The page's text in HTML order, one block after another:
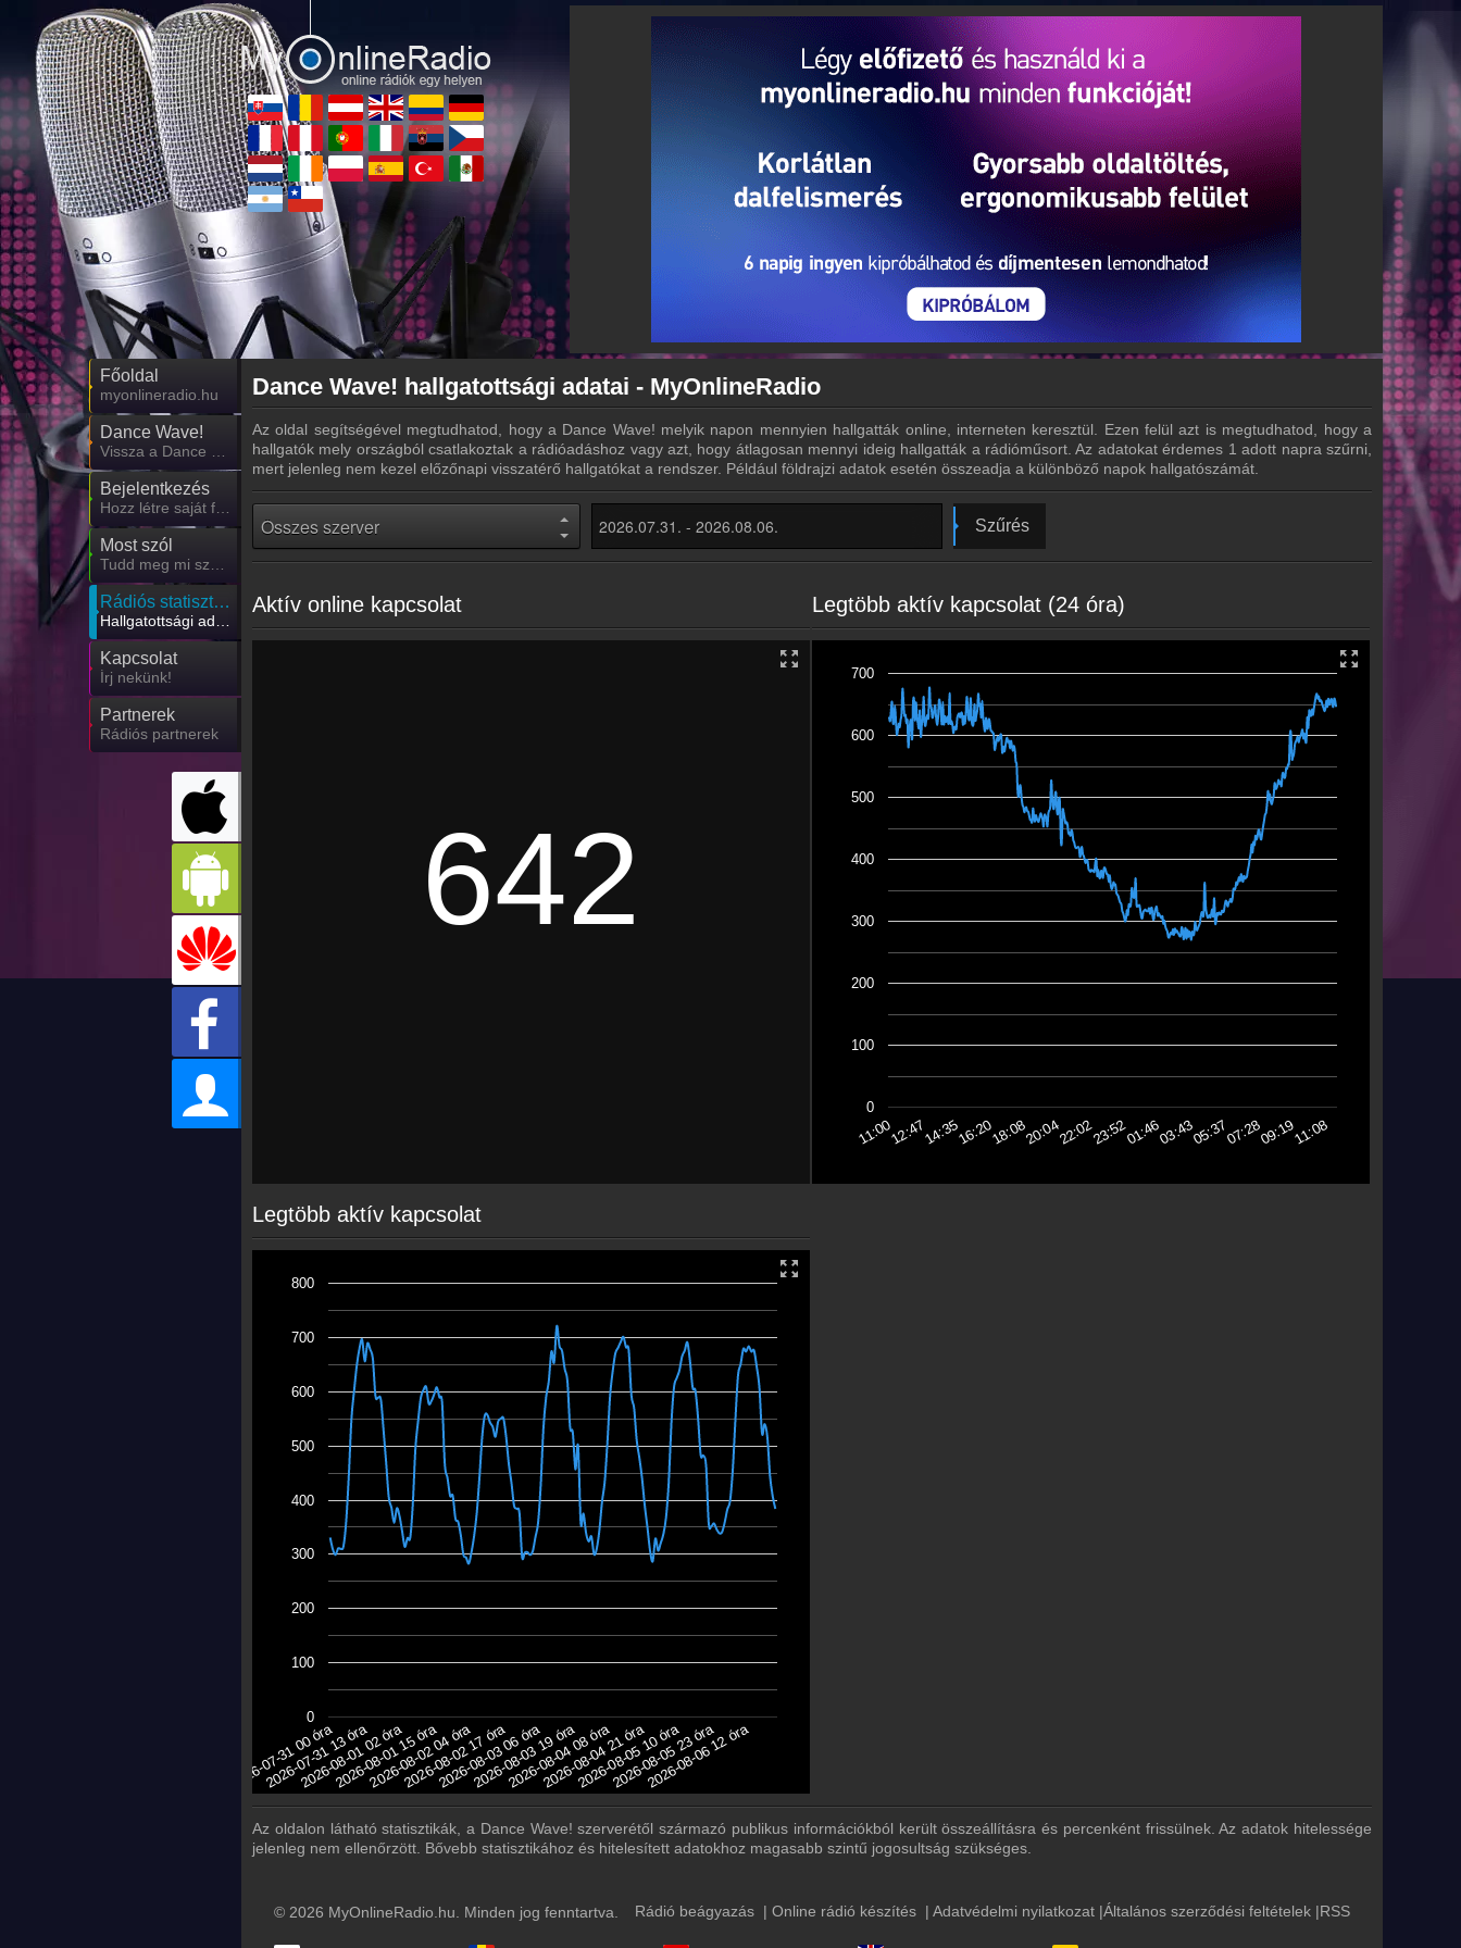
Főoldal
myonlineradio.hu
Dance Wave!
Bejelentkezés
Most szól
Rádiós statisztika
Kapcsolat
Írj nekünk!
Partnerek
Rádiós partnerek
Dance Wave! hallgatottsági adatai - MyOnlineRadio
Az oldal segítségével megtudhatod, hogy a Dance Wave! melyik napon mennyien hallgatták online, interneten keresztül. Ezen felül azt is megtudhatod, hogy a
hallgatók mely országból csatlakoztak a rádióadáshoz vagy azt, hogy átlagosan mennyi ideig hallgatták a rádióműsort. Az adatokat érdemes 1 adott napra szűrni,
mert jelenleg nem kezel előzőnapi visszatérő hallgatókat a rendszer. Például földrajzi adatok esetén összeadja a különböző napok hallgatószámát.
Szűrés
Aktív online kapcsolat
642
Legtöbb aktív kapcsolat (24 óra)
11:0012:4714:3516:2018:0820:0422:0223:5201:4603:4305:3707:2809:1911:08
0
100
200
300
400
500
600
700
Legtöbb aktív kapcsolat
2026-07-31 00 óra
2026-07-31 13 óra
2026-08-01 02 óra
2026-08-01 15 óra
2026-08-02 04 óra
2026-08-02 17 óra
2026-08-03 06 óra
2026-08-03 19 óra
2026-08-04 08 óra
2026-08-04 21 óra
2026-08-05 10 óra
2026-08-05 23 óra
2026-08-06 12 óra
0
100
200
300
400
500
600
700
800
Az oldalon látható statisztikák, a Dance Wave! szerverétől származó publikus információkból került összeállításra és percenként frissülnek. Az adatok hitelessége
jelenleg nem ellenőrzött. Bővebb statisztikához és hitelesített adatokhoz magasabb szintű jogosultság szükséges.
© 2026 MyOnlineRadio.hu. Minden jog fenntartva. Rádió beágyazás | Online rádió készítés | Adatvédelmi nyilatkozat |Általános szerződési feltételek |RSS